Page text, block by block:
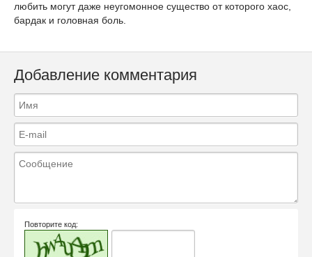
любить могут даже неугомонное существо от которого хаос,
бардак и головная боль.
Добавление комментария
Повторите код: